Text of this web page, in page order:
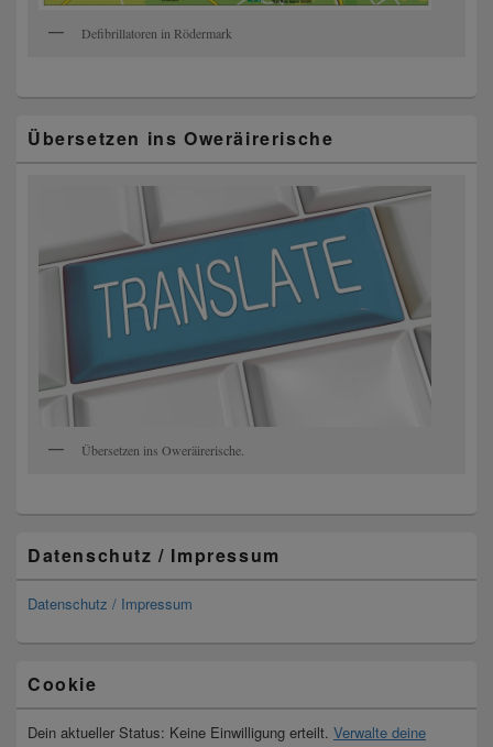
Defibrillatoren in Rödermark
Übersetzen ins Oweräirerische
Übersetzen ins Oweräirerische.
Datenschutz / Impressum
Datenschutz / Impressum
Cookie
Dein aktueller Status: Keine Einwilligung erteilt. Verwalte deine